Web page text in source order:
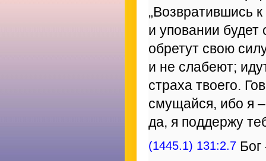
„Возвратившись
и уповании
обретут свою
и не слабеют;
страха твоего.
смущайся, ибо я
да, я поддержу
(1445.1) 131:2.7 Бог